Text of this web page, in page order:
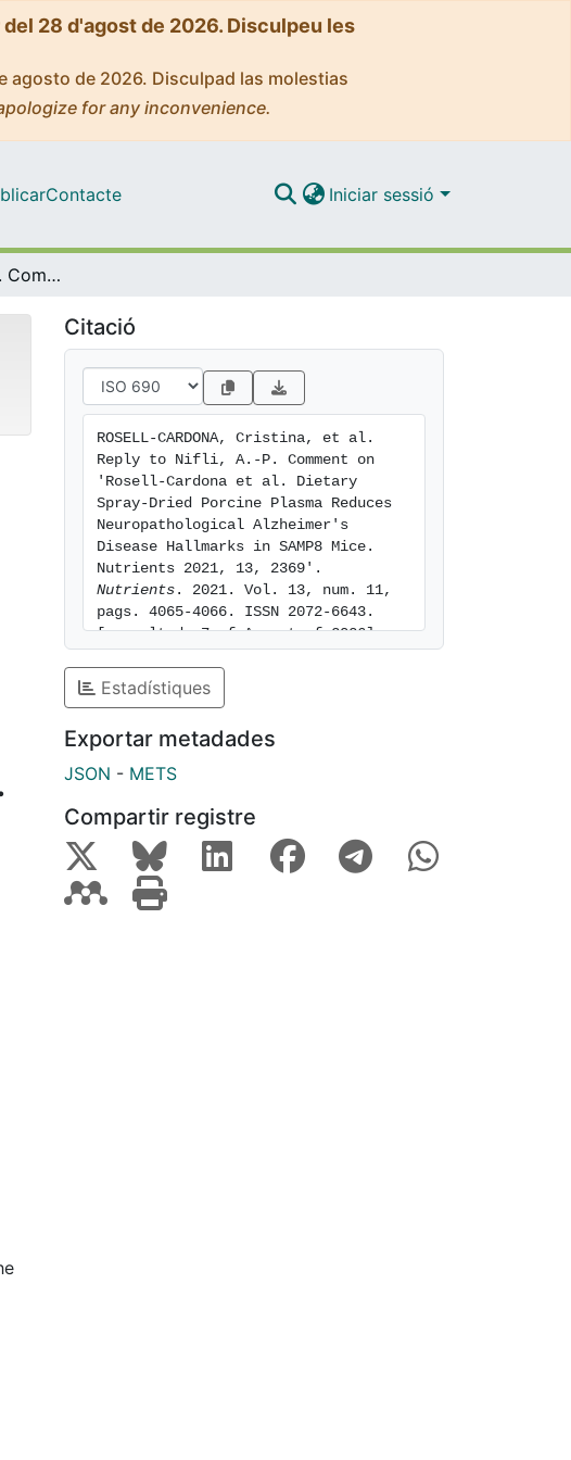
28 d'agost de 2026. Disculpeu les
agosto de 2026. Disculpad las molestias
for any inconvenience.
Contacte Iniciar sessió
Reply to Nifli, A.-P. Comment on 'Rosell-Cardona et al. Dietary Spray-Dried Porcine Plasma Reduces Neuropathological Alzheimer's Disease Hallmarks in SAMP8 Mice. Nutrients 2021, 13, 2369'
it
Citació
ROSELL-CARDONA, Cristina, et al.
Reply to Nifli, A.-P. Comment on
'Rosell-Cardona et al. Dietary
Spray-Dried Porcine Plasma Reduces
Neuropathological Alzheimer's
Disease Hallmarks in SAMP8 Mice.
Nutrients . 2021. Vol. 13, num. 11,
pags. 4065-4066. ISSN 2072-6643.
[consulted: 7 of August of 2026].
https://hdl.handle.net/2445/183912
Estadístiques
Exportar metadades
JSON - METS
Compartir registre